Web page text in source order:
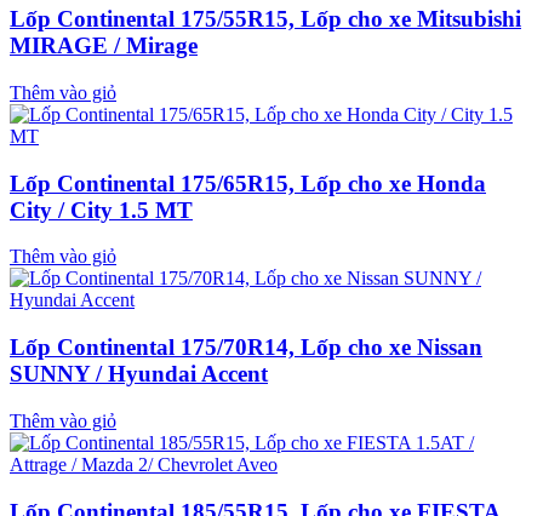
Lốp Continental 175/55R15, Lốp cho xe Mitsubishi
MIRAGE / Mirage
Thêm vào giỏ
Lốp Continental 175/65R15, Lốp cho xe Honda
City / City 1.5 MT
Thêm vào giỏ
Lốp Continental 175/70R14, Lốp cho xe Nissan
SUNNY / Hyundai Accent
Thêm vào giỏ